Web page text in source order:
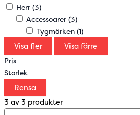
Herr (3)
Accessoarer (3)
Tygmärken (1)
Visa fler Visa färre
Pris
Storlek
Rensa
3 av 3 produkter